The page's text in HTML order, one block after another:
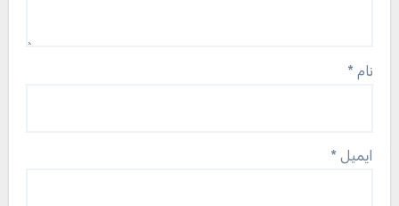
نام *
ایمیل *